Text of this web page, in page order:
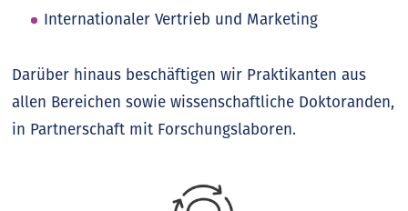
Internationaler Vertrieb und Marketing
Darüber hinaus beschäftigen wir Praktikanten aus
allen Bereichen sowie wissenschaftliche Doktoranden,
in Partnerschaft mit Forschungslaboren.